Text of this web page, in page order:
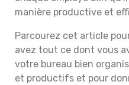
manière productive et
Parcourez cet article
avez tout ce dont vous
votre bureau bien
et productifs et pour